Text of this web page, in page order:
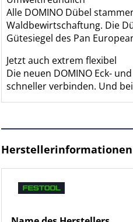
Alle DOMINO Dübel
Waldbewirtschaftung. Die
Gütesiegel des Pan
Jetzt auch extrem flexibel
Die neuen DOMINO Eck-
schneller verbinden. Und
Herstellerinformationen